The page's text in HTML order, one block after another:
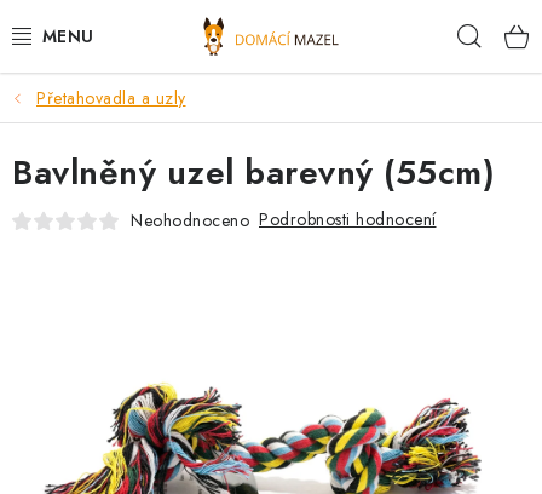
na
DOPORUČUJEME
VÝPRODEJ SKLADU
PSI
PRO CHOVATELE
NOVINKY
Přetahovadla a uzly
Bavlněný uzel barevný (55cm)
Neohodnoceno Podrobnosti hodnocení